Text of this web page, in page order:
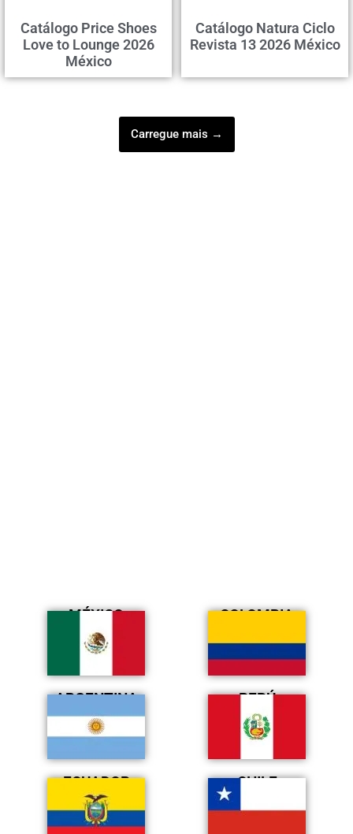
Catálogo Price Shoes
Love to Lounge 2026
México
Catálogo Natura Ciclo
Revista 13 2026 México
Carregue mais →
MÉXICO COLOMBIA
ARGENTINA PERÚ
ECUADOR CHILE